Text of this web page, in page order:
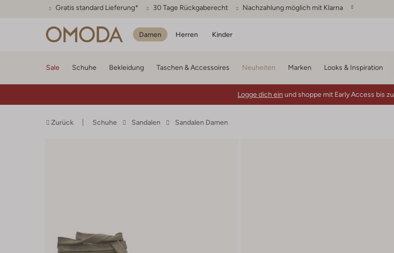
Gratis standard Lieferung* 30 Tage Rückgaberecht Nachzahlung möglich mit Klarna
Damen Herren Kinder
Sale Schuhe Bekleidung Taschen & Accessoires Neuheiten Marken Looks & Inspiration
Logge dich ein und shoppe mit Early Access bis zu
Zurück Schuhe Sandalen Sandalen Damen